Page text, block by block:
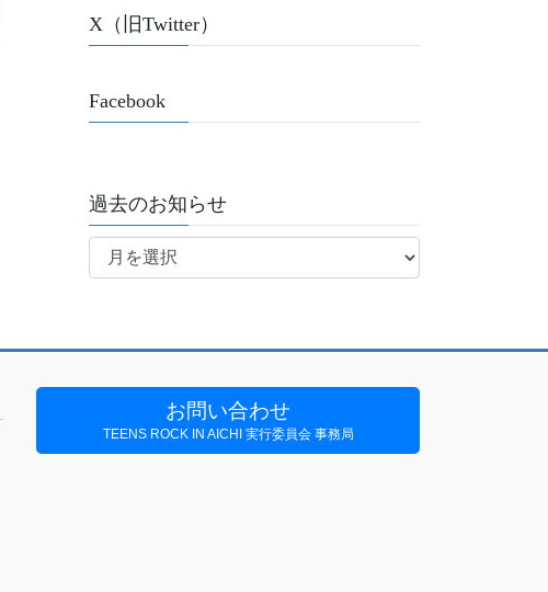
X（旧Twitter）
Facebook
過去のお知らせ
過
お問い合わせ
TEENS ROCK IN AICHI 実行委員会 事務局